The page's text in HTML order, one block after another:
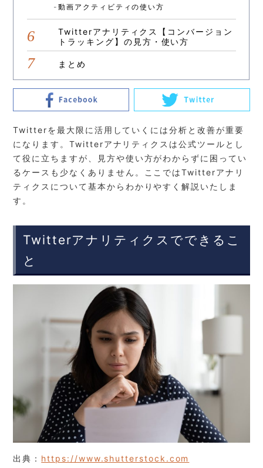
動画アクティビティの使い方
Twitterアナリティクス【コンバージョン
トラッキング】の見方・使い方
まとめ
Twitterを最大限に活用していくには分析と改善が重要
になります。Twitterアナリティクスは公式ツールとし
て役に立ちますが、見方や使い方がわからずに困ってい
るケースも少なくありません。ここではTwitterアナリ
ティクスについて基本からわかりやすく解説いたしま
す。
Twitterアナリティクスでできるこ
と
出典： https://www.shutterstock.com